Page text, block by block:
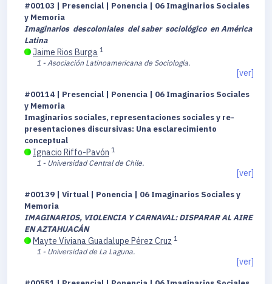
#00103 | Presencial | Ponencia | 06 Imaginarios Sociales
y Memoria
Imaginarios descoloniales del saber sociológico en América
Latina
Jaime Rios Burga 1
1 - Asociación Latinoamericana de Sociología.
[ver]
#00114 | Presencial | Ponencia | 06 Imaginarios Sociales
y Memoria
Imaginarios sociales, representaciones sociales y re-
presentaciones discursivas: Una esclarecimiento
conceptual
Ignacio Riffo-Pavón 1
1 - Universidad Central de Chile.
[ver]
#00139 | Virtual | Ponencia | 06 Imaginarios Sociales y
Memoria
IMAGINARIOS, VIOLENCIA Y CARNAVAL: DISPARAR AL AIRE
EN AZTAHUACÁN
Mayte Viviana Guadalupe Pérez Cruz 1
1 - Universidad de La Laguna.
[ver]